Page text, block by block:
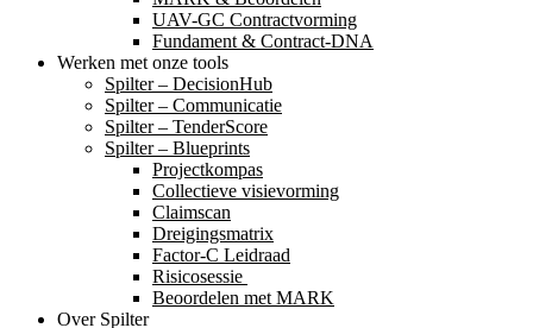
UAV-GC Contractvorming
Fundament & Contract-DNA
Werken met onze tools
Spilter – DecisionHub
Spilter – Communicatie
Spilter – TenderScore
Spilter – Blueprints
Projectkompas
Collectieve visievorming
Claimscan
Dreigingsmatrix
Factor-C Leidraad
Risicosessie ​
Beoordelen met MARK
Over Spilter